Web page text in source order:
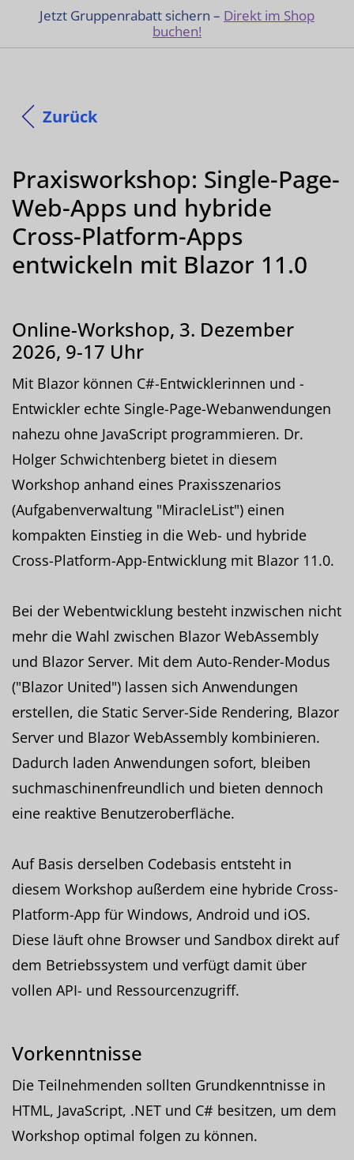
Jetzt Gruppenrabatt sichern – Direkt im Shop
buchen!
Zurück
Praxisworkshop: Single-Page-
Web-Apps und hybride
Cross-Platform-Apps
entwickeln mit Blazor 11.0
Online-Workshop, 3. Dezember
2026, 9-17 Uhr
Mit Blazor können C#-Entwicklerinnen und -
Entwickler echte Single-Page-Webanwendungen
nahezu ohne JavaScript programmieren. Dr.
Holger Schwichtenberg bietet in diesem
Workshop anhand eines Praxisszenarios
(Aufgabenverwaltung "MiracleList") einen
kompakten Einstieg in die Web- und hybride
Cross-Platform-App-Entwicklung mit Blazor 11.0.
Bei der Webentwicklung besteht inzwischen nicht
mehr die Wahl zwischen Blazor WebAssembly
und Blazor Server. Mit dem Auto-Render-Modus
("Blazor United") lassen sich Anwendungen
erstellen, die Static Server-Side Rendering, Blazor
Server und Blazor WebAssembly kombinieren.
Dadurch laden Anwendungen sofort, bleiben
suchmaschinenfreundlich und bieten dennoch
eine reaktive Benutzeroberfläche.
Auf Basis derselben Codebasis entsteht in
diesem Workshop außerdem eine hybride Cross-
Platform-App für Windows, Android und iOS.
Diese läuft ohne Browser und Sandbox direkt auf
dem Betriebssystem und verfügt damit über
vollen API- und Ressourcenzugriff.
Vorkenntnisse
Die Teilnehmenden sollten Grundkenntnisse in
HTML, JavaScript, .NET und C# besitzen, um dem
Workshop optimal folgen zu können.